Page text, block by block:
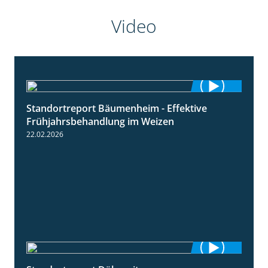
Video
4:20
Standortreport Bäumenheim - Effektive
Frühjahrsbehandlung im Weizen
22.02.2026